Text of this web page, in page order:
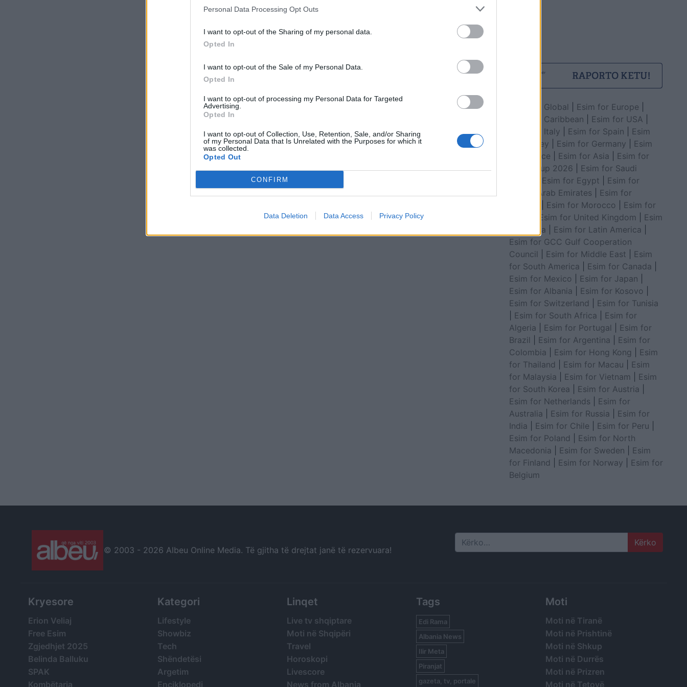
Personal Data Processing Opt Outs
I want to opt-out of the Sharing of my personal data.
Opted In
I want to opt-out of the Sale of my Personal Data.
Opted In
I want to opt-out of processing my Personal Data for Targeted
Advertising.
Opted In
I want to opt-out of Collection, Use, Retention, Sale, and/or Sharing
of my Personal Data that Is Unrelated with the Purposes for which it
was collected.
Opted Out
CONFIRM
Data Deletion Data Access Privacy Policy
Esim for Global Esim for Europe
Esim for Caribbean
Esim for USA
Esim for Italy
Esim for Spain
Esim
for Turkey
Esim for Germany
Esim
for Greece
Esim for Asia
Esim for
World Cup 2026
Esim for Saudi
Esim for Egypt
Esim for
United Arab Emirates
Esim for
Esim for Morocco
Esim for
Esim for United Kingdom
Esim
for Africa
Esim for Latin America
Esim for GCC Gulf Cooperation
Council
Esim for Middle East
Esim
for South America
Esim for Canada
Esim for Mexico
Esim for Japan
Esim for Albania
Esim for Kosovo
Esim for Switzerland
Esim for Tunisia
Esim for South Africa
Esim for
Algeria
Esim for Portugal
Esim for
Brazil
Esim for Argentina
Esim for
Colombia
Esim for Hong Kong
Esim
for Thailand
Esim for Macau
Esim
for Malaysia
Esim for Vietnam
Esim
for South Korea
Esim for Austria
Esim for Netherlands
Esim for
Australia
Esim for Russia
Esim for
India
Esim for Chile Esim for Peru
Esim for Poland
Esim for North
Macedonia
Esim for Sweden
Esim
for Finland
Esim for Norway
Esim for
Belgium
© 2003 - 2026 Albeu Online Media. Të gjitha të drejtat janë të rezervuara! Search
Kryesore
Erion Veliaj
Free Esim
Zgjedhjet 2025
Belinda Balluku
SPAK
Kombëtarja
Kategori
Lifestyle
Showbiz
Tech
Shëndetësi
Argetim
Enciklopedi
Linqet
Live tv shqiptare
Moti në Shqipëri
Travel
Horoskopi
Livescore
News from Albania
Tags
Edi Rama
Albania News
Ilir Meta
Piranjat
gazeta, tv, portale
Moti
Moti në Tiranë
Moti në Prishtinë
Moti në Shkup
Moti në Durrës
Moti në Prizren
Moti në Tetovë